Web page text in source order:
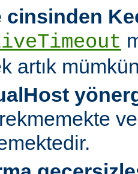
cinsinden
artık
ve